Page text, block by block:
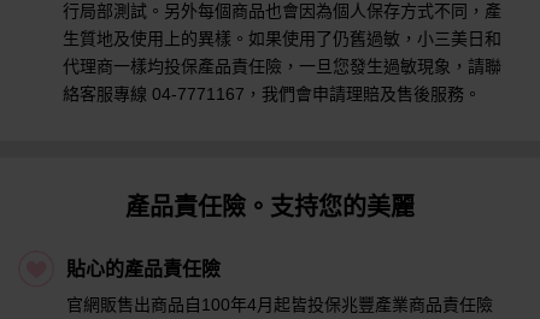
行局部測試。另外每個商品也會因為個人保存方式不同，產
生質地及使用上的異樣。如果使用了仍舊過敏，小三美日和
代理商一樣均投保產品責任險，一旦您發生過敏現象，請聯
絡客服專線 04-7771167，我們會申請理賠及售後服務。
產品責任險。支持您的美麗
貼心的產品責任險
官網販售出商品自100年4月起皆投保兆豐產業商品責任險